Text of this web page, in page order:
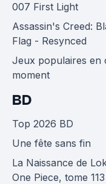
007 First Light
Assassin's Creed:
Flag - Resynced
Jeux populaires en
moment
BD
Top 2026 BD
Une fête sans fin
La Naissance de
One Piece, tome 113